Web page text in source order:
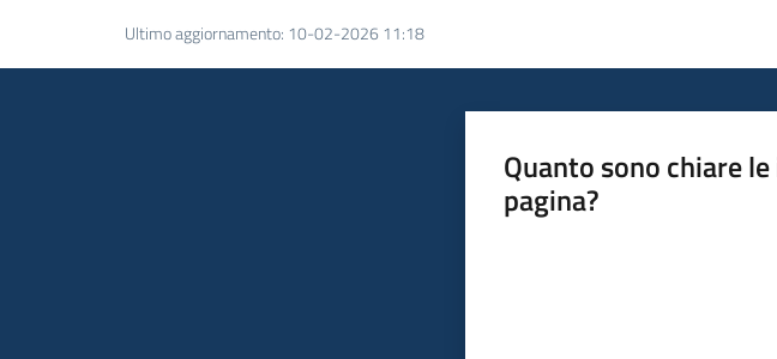
Ultimo aggiornamento: 10-02-2026 11:18
Quanto sono chiare
pagina?